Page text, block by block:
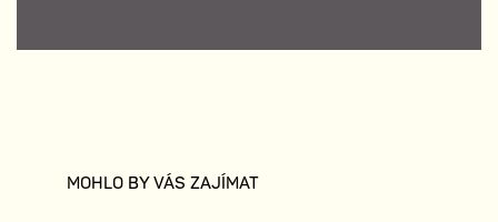
MOHLO BY VÁS ZAJÍMAT